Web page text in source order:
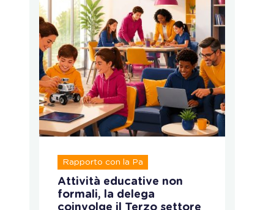
Rapporto con la Pa
Attività educative non
formali, la delega
coinvolge il Terzo settore